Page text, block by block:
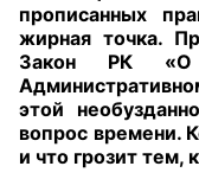
прописанных
жирная точка.
Закон РК «О
этой
вопрос времени.
и что грозит тем,